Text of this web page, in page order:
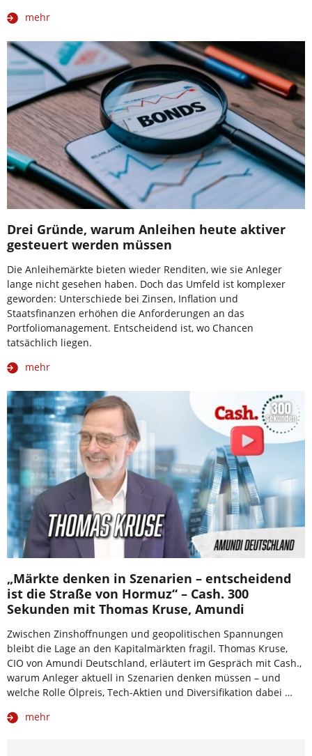
mehr
Drei Gründe, warum Anleihen heute aktiver
gesteuert werden müssen
Die Anleihemärkte bieten wieder Renditen, wie sie Anleger
lange nicht gesehen haben. Doch das Umfeld ist komplexer
geworden: Unterschiede bei Zinsen, Inflation und
Staatsfinanzen erhöhen die Anforderungen an das
Portfoliomanagement. Entscheidend ist, wo Chancen
tatsächlich liegen.
mehr
„Märkte denken in Szenarien – entscheidend
ist die Straße von Hormuz“ – Cash. 300
Sekunden mit Thomas Kruse, Amundi
Zwischen Zinshoffnungen und geopolitischen Spannungen
bleibt die Lage an den Kapitalmärkten fragil. Thomas Kruse,
CIO von Amundi Deutschland, erläutert im Gespräch mit Cash.,
warum Anleger aktuell in Szenarien denken müssen – und
welche Rolle Ölpreis, Tech-Aktien und Diversifikation dabei …
mehr